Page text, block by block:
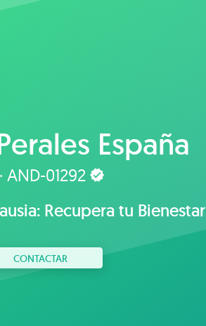
España
01292
Recupera tu Bienestar
CONTACTAR